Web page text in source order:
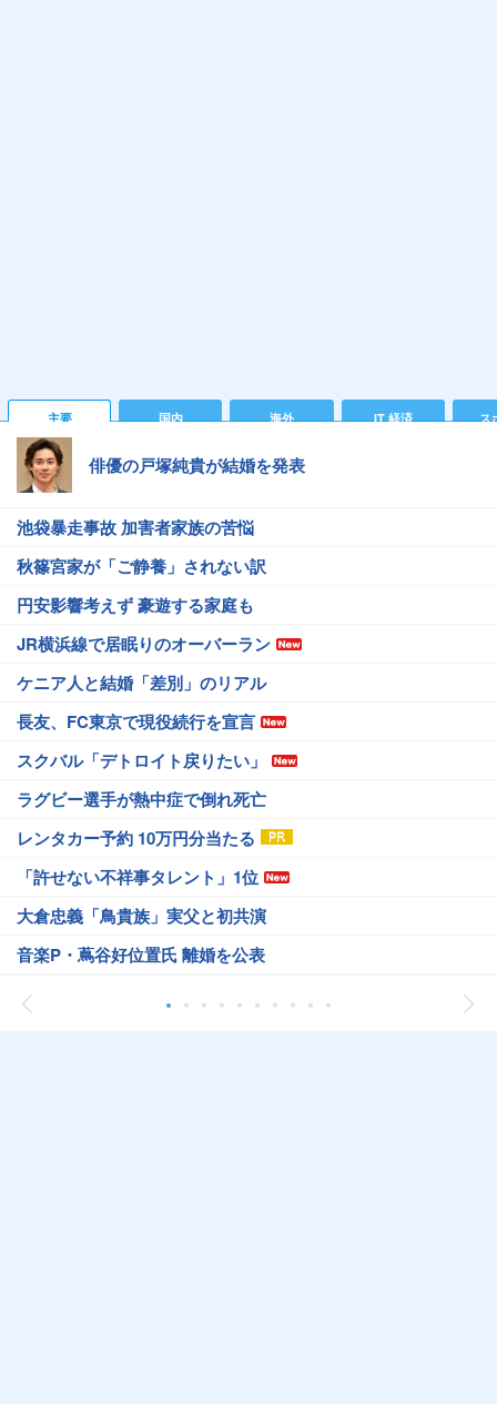
主要 国内 海外 IT 経済 ス
俳優の戸塚純貴が結婚を発表
池袋暴走事故 加害者家族の苦悩
秋篠宮家が「ご静養」されない訳
円安影響考えず 豪遊する家庭も
JR横浜線で居眠りのオーバーラン
ケニア人と結婚「差別」のリアル
長友、FC東京で現役続行を宣言
スクバル「デトロイト戻りたい」
ラグビー選手が熱中症で倒れ死亡
レンタカー予約 10万円分当たる
「許せない不祥事タレント」1位
大倉忠義「鳥貴族」実父と初共演
音楽P・蔦谷好位置氏 離婚を公表